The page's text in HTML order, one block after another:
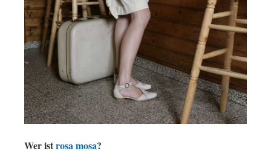
Wer istrosa mosa?